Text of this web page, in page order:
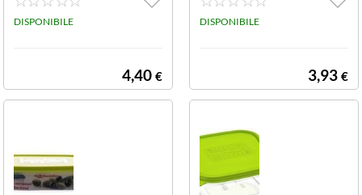
DISPONIBILE
4,40 €
DISPONIBILE
3,93 €